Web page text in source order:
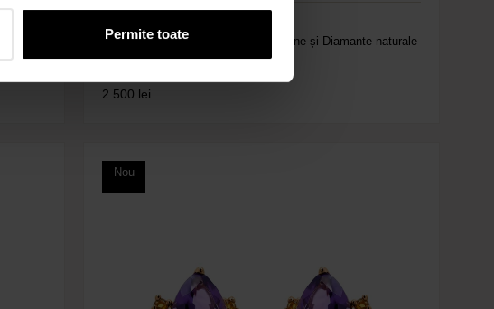
Permite toate
Cercei din aur galben de 14K cu Citrine și Diamante naturale
2.500 lei
Nou